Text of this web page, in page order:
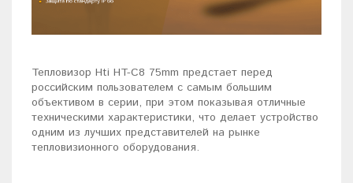
Тепловизор Hti HT-C8 75mm предстает перед
российским пользователем с самым большим
объективом в серии, при этом показывая отличные
техническими характеристики, что делает устройство
одним из лучших представителей на рынке
тепловизионного оборудования.